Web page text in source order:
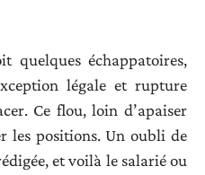
quelques échappatoires,
légale et rupture
Ce flou, loin d’apaiser
les positions. Un oubli de
et voilà le salarié ou